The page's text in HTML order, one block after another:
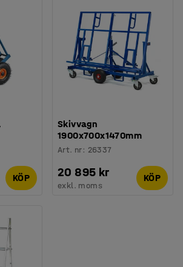
KÖP
Skivvagn
1900x700x1470mm
Art. nr: 26337
20 895 kr
exkl. moms
KÖP